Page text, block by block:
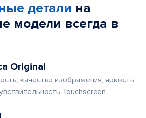
детали на
модели всегда в
Original
качество изображения, яркость,
Touchscreen